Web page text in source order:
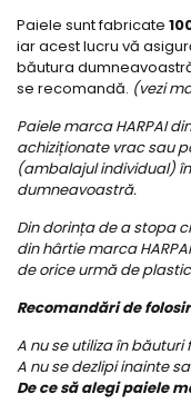
Paiele sunt fabricate
iar acest lucru vă
băutura
se recomandă. (vezi
Paiele marca HARPAI
achiziționate vrac sau
(ambalajul individual)
dumneavoastră.
Din dorința de a stopa
din hârtie marca
de orice urmă de
Recomandări de
A nu se utiliza în
A nu se dezlipi inainte
De ce să alegi paiele